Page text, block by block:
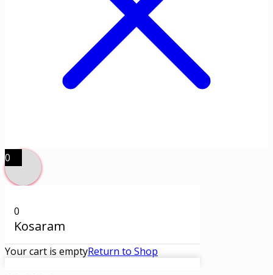
0
0
Kosaram
Your cart is emptyReturn to Shop